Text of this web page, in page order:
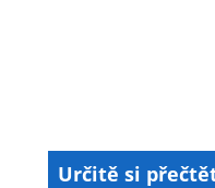
Určitě si